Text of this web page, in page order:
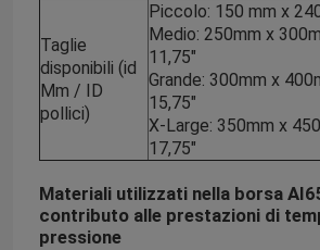
Taglie
disponibili (id
Mm / ID
pollici)
Piccolo: 150 mm x
Medio: 250mm x
11,75"
Grande: 300mm x
15,75"
X-Large: 350mm x
17,75"
Materiali utilizzati nella borsa
contributo alle prestazioni di
pressione